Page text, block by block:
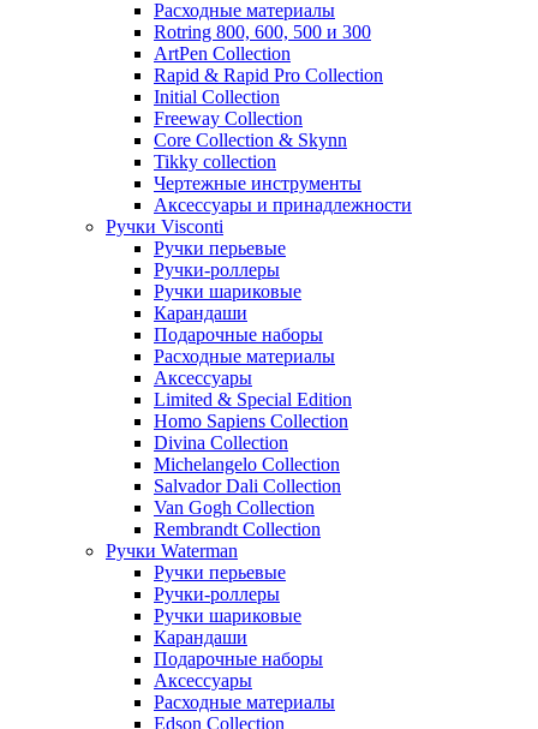
Расходные материалы
Rotring 800, 600, 500 и 300
ArtPen Collection
Rapid & Rapid Pro Collection
Initial Collection
Freeway Collection
Core Collection & Skynn
Tikky collection
Чертежные инструменты
Аксессуары и принадлежности
Ручки Visconti
Ручки перьевые
Ручки-роллеры
Ручки шариковые
Карандаши
Подарочные наборы
Расходные материалы
Аксессуары
Limited & Special Edition
Homo Sapiens Collection
Divina Collection
Michelangelo Collection
Salvador Dali Collection
Van Gogh Collection
Rembrandt Collection
Ручки Waterman
Ручки перьевые
Ручки-роллеры
Ручки шариковые
Карандаши
Подарочные наборы
Аксессуары
Расходные материалы
Edson Collection